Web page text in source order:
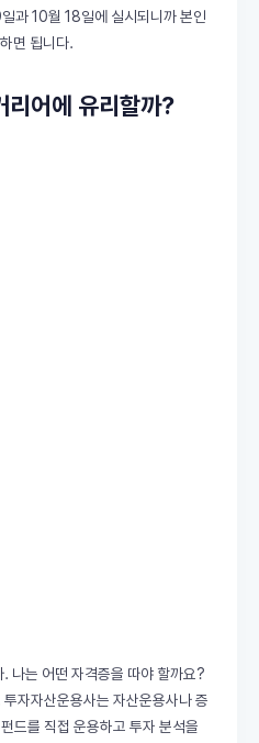
과 10월 18일에 실시되니까 본인
면 됩니다.
리어에 유리할까?
나는 어떤 자격증을 따야 할까요?
자자산운용사는 자산운용사나 증
드를 직접 운용하고 투자 분석을